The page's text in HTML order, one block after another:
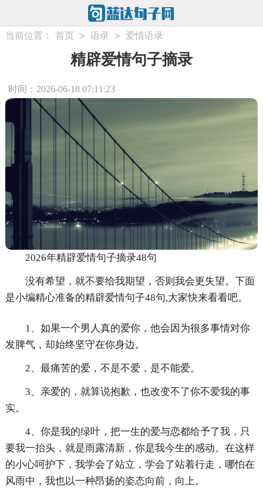
当前位置： 首页 > 语录 > 爱情语录
精辟爱情句子摘录
时间：2026-06-18 07:11:23
2026年精辟爱情句子摘录48句
没有希望，就不要给我期望，否则我会更失望。下面
是小编精心准备的精辟爱情句子48句,大家快来看看吧。
1、如果一个男人真的爱你，他会因为很多事情对你
发脾气，却始终坚守在你身边。
2、最痛苦的爱，不是不爱，是不能爱。
3、亲爱的，就算说抱歉，也改变不了你不爱我的事
实。
4、你是我的绿叶，把一生的爱与恋都给予了我，只
要我一抬头，就是雨露清新，你是我今生的感动。在这样
的小心呵护下，我学会了站立，学会了站着行走，哪怕在
风雨中，我也以一种昂扬的姿态向前，向上。